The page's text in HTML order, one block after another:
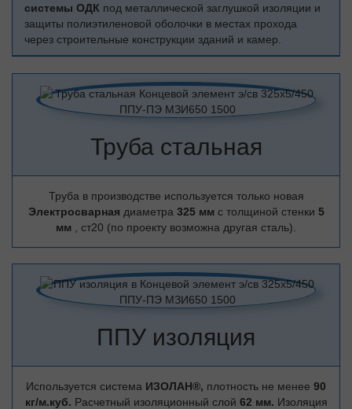
системы ОДК под металлической заглушкой изоляции и
защиты полиэтиленовой оболочки в местах прохода
через строительные конструкции зданий и камер.
Труба стальная
Труба в производстве используется только новая
Электросварная диаметра 325 ммс толщиной стенки 5
мм , ст20 (по проекту возможна другая сталь).
ППУ изоляция
Используется система ИЗОЛАН®, плотность не менее 90
кг/м.куб. Расчетный изоляционный слой 62 мм. Изоляция